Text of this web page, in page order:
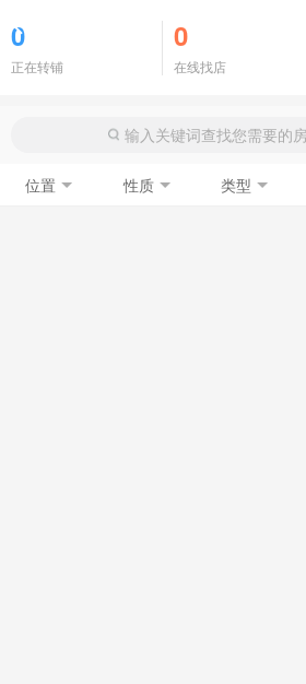
0
正在转铺
0
在线找店
位置 性质 类型